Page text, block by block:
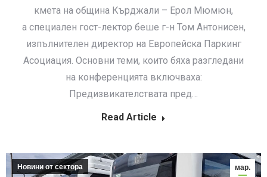
кмета на община Кърджали – Ерол Мюмюн,
а специален гост-лектор беше г-н Том Антонисен,
изпълнителен директор на Европейска Паркинг
Асоциация. Основни теми, които бяха разгледани
на конференцията включваха:
Предизвикателствата пред…
Read Article
мар.
Новини от сектора